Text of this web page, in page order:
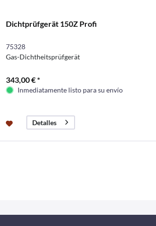
Dichtprüfgerät 150Z Profi
75328
Gas-Dichtheitsprüfgerät
343,00 € *
Inmediatamente listo para su envío
Detalles